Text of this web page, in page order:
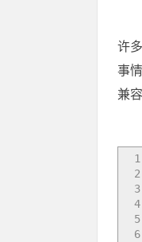
许
事
兼
1
2
3
4
5
6